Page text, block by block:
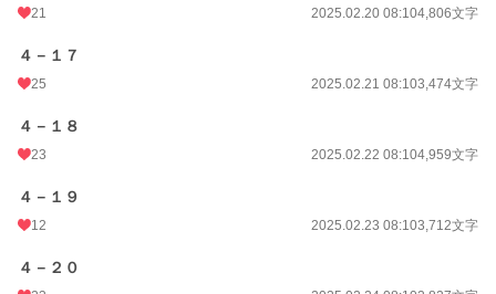
21 2025.02.20 08:104,806文字
４－１７
25 2025.02.21 08:103,474文字
４－１８
23 2025.02.22 08:104,959文字
４－１９
12 2025.02.23 08:103,712文字
４－２０